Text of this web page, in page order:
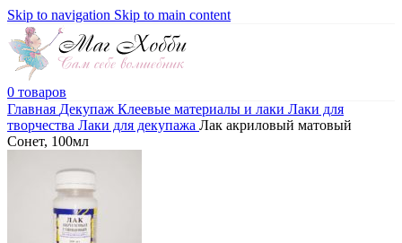
Skip to navigation Skip to main content
0 товаров
Главная Декупаж Клеевые материалы и лаки Лаки для
творчества Лаки для декупажа Лак акриловый матовый
Сонет, 100мл